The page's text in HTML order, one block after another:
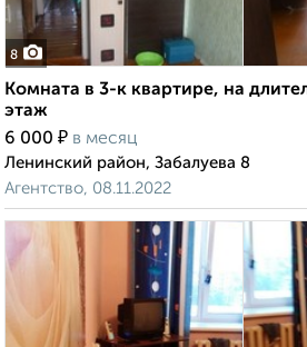
8
Комната в 3-к квартире, на
этаж
6 000 ₽ в месяц
Ленинский район, Забалуева 8
Агентство, 08.11.2022